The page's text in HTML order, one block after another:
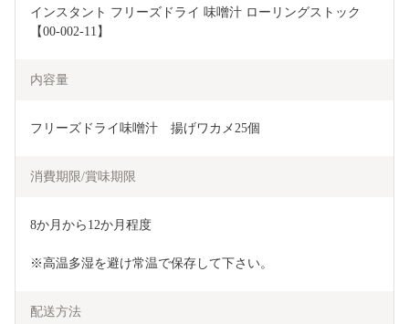
インスタント フリーズドライ 味噌汁 ローリングストック
【00-002-11】
内容量
フリーズドライ味噌汁　揚げワカメ25個
消費期限/賞味期限
8か月から12か月程度
※高温多湿を避け常温で保存して下さい。
配送方法